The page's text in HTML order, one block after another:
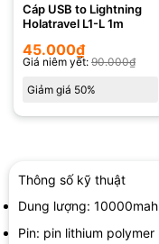
Cáp USB to Lightning
Holatravel L1-L 1m
45.000₫
Giá niêm yết: 90.000₫
Giảm giá 50%
Thông số kỹ thuật
Dung lượng: 10000mah
Pin: pin lithium polymer